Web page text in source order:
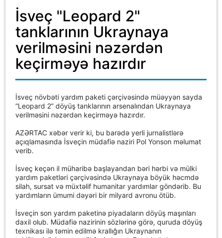
İsveç "Leopard 2"
tanklarının Ukraynaya
verilməsini nəzərdən
keçirməyə hazırdır
İsveç növbəti yardım paketi çərçivəsində müəyyən sayda
“Leopard 2” döyüş tanklarının arsenalından Ukraynaya
verilməsini nəzərdən keçirməyə hazırdır.
AZƏRTAC xəbər verir ki, bu barədə yerli jurnalistlərə
açıqlamasında İsveçin müdafiə naziri Pol Yonson məlumat
verib.
İsveç keçən il müharibə başlayandan bəri hərbi və mülki
yardım paketləri çərçivəsində Ukraynaya böyük həcmdə
silah, sursat və müxtəlif humanitar yardımlar göndərib. Bu
yardımların ümumi dəyəri bir milyard avronu ötüb.
İsveçin son yardım paketinə piyadaların döyüş maşınları
daxil olub. Müdafiə nazirinin sözlərinə görə, quruda döyüş
texnikası ilə təmin edilmə krallığın Ukraynanın